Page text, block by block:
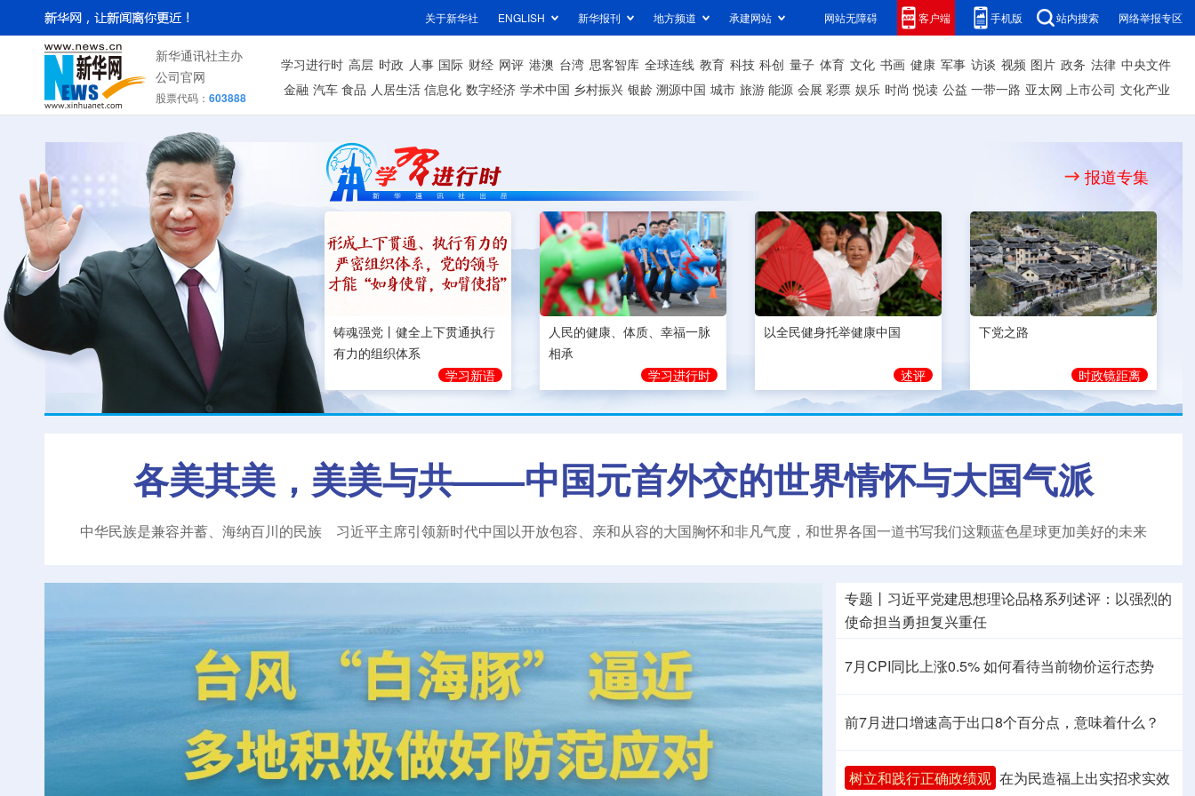
关于新华社 ENGLISH 新华报刊 地方频道 承建网站 网站无障碍 客户端 手机版 站内搜索 网络举报专区
新华通讯社主办
公司官网
股票代码： 603888
学习进行时 高层 时政 人事 国际 财经 网评 港澳 台湾 思客智库 全球连线 教育 科技 科创 量子 体育 文化 书画 健康 军事 访谈 视频 图片 政务 法律 中央文件
金融 汽车 食品 人居生活 信息化 数字经济 学术中国 乡村振兴 银龄 溯源中国 城市 旅游 能源 会展 彩票 娱乐 时尚 悦读 公益 一带一路 亚太网 上市公司 文化产业
报道专集
铸魂强党丨健全上下贯通执行
有力的组织体系
学习新语
人民的健康、体质、幸福一脉
相承
学习进行时
以全民健身托举健康中国
述评
下党之路
时政镜距离
各美其美，美美与共——中国元首外交的世界情怀与大国气派
中华民族是兼容并蓄、海纳百川的民族 习近平主席引领新时代中国以开放包容、亲和从容的大国胸怀和非凡气度，和世界各国一道书写我们这颗蓝色星球更加美好的未来
专题丨 习近平党建思想理论品格系列述评：以强烈的
使命担当勇担复兴重任
7月CPI同比上涨0.5%如何看待当前物价运行态势
前7月进口增速高于出口8个百分点，意味着什么？
树立和践行正确政绩观 在为民造福上出实招求实效